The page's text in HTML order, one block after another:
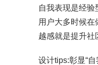
自我表现是经
用户大多时候
越感就是提升社
设计tips:彰显“